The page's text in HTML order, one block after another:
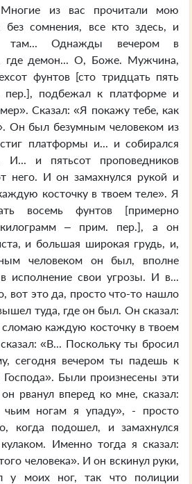
из вас прочитали мою
сомнения, все кто здесь, и
там... Однажды вечером в
где демон... О, Боже. Мужчина,
фунтов [сто тридцать пять
подбежал к платформе и
Сказал: «Я покажу тебе, как
Он был безумным человеком из
платформы и... и собирался
и пятьсот проповедников
него. И он замахнулся рукой и
косточку в твоем теле». Я
восемь фунтов [примерно
килограмм – прим. пер.], а он
и большая широкая грудь, и,
человеком он был, вполне
исполнение свои угрозы. И в...
вот это да, просто что-то нашло
туда, где он был. Он сказал:
каждую косточку в твоем
«В... Поскольку ты бросил
сегодня вечером ты падешь к
Были произнесены эти
рванул вперед ко мне, сказал:
ногам я упаду», - просто
когда подошел, и замахнулся
Именно тогда я сказал:
человека». И он вскинул руки,
у моих ног, так что полиции